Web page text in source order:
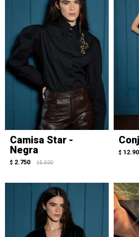
Camisa Star -
Negra
$ 2.750 $ 5.500
$